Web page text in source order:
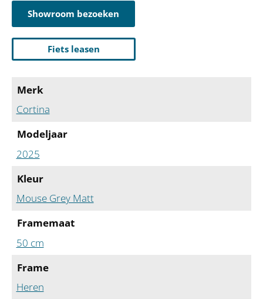
Showroom bezoeken
Fiets leasen
Merk
Cortina
Modeljaar
2025
Kleur
Mouse Grey Matt
Framemaat
50 cm
Frame
Heren